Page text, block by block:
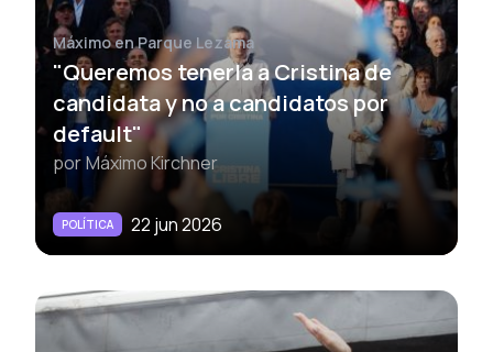
Máximo en Parque Lezama
"Queremos tenerla a Cristina de
candidata y no a candidatos por
default"
porMáximo Kirchner
POLÍTICA 22 jun 2026